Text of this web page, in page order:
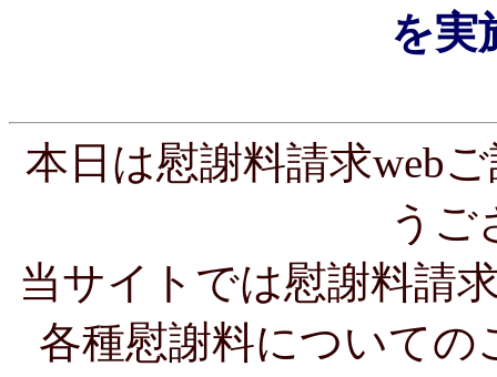
を実
本日は慰謝料請求web
うご
当サイトでは慰謝料請
各種慰謝料について